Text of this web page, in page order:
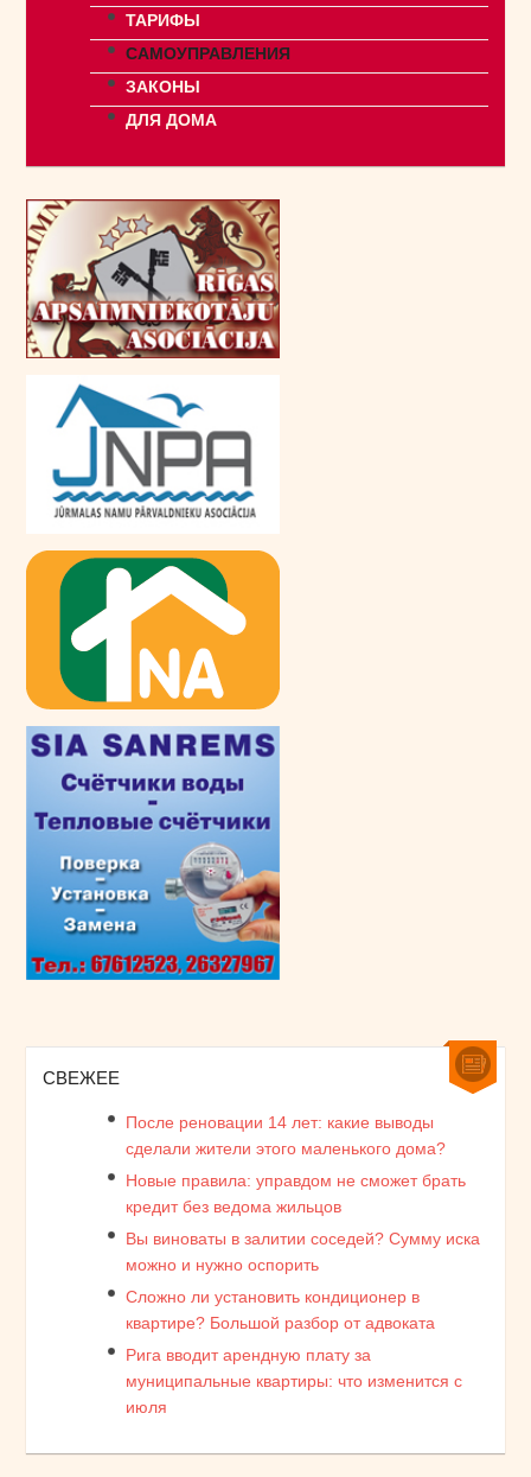
ТАРИФЫ
САМОУПРАВЛЕНИЯ
ЗАКОНЫ
ДЛЯ ДОМА
СВЕЖЕЕ
После реновации 14 лет: какие выводы
сделали жители этого маленького дома?
Новые правила: управдом не сможет брать
кредит без ведома жильцов
Вы виноваты в залитии соседей? Сумму иска
можно и нужно оспорить
Сложно ли установить кондиционер в
квартире? Большой разбор от адвоката
Рига вводит арендную плату за
муниципальные квартиры: что изменится с
июля